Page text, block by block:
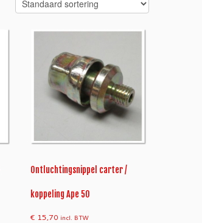
Ontluchtingsnippel carter /
koppeling Ape 50
€ 15,70 incl. BTW